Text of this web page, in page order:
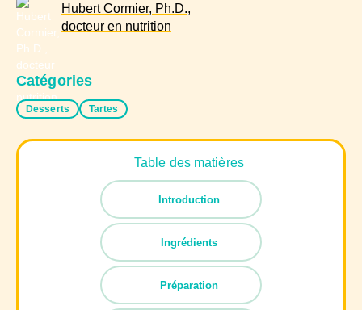
Hubert Cormier, Ph.D.,
docteur en nutrition
Catégories
Desserts Tartes
Table des matières
Introduction
Ingrédients
Préparation